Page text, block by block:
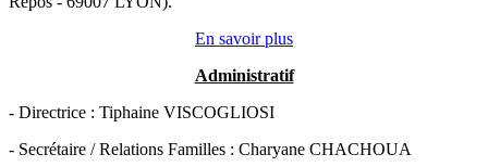
En savoir plus
Administratif
- Directrice : Tiphaine VISCOGLIOSI
- Secrétaire / Relations Familles : Charyane CHACHOUA